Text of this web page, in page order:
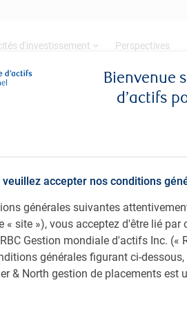
d'investissement Perspectives
Bienvenue
d’actifs
accepter nos conditions
générales suivantes
« site »), vous acceptez d'être lié
Gestion mondiale d'actifs Inc. («
générales figurant ci-dessous,
& North gestion de placements est
Stratégie de valeur d’actions canadiennes
et gérée activement, en
dans des actions ordinaires de
fondé sur la recherche
titres sont prises après avoir
de leurs perspectives.